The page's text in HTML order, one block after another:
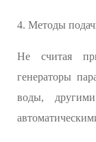
4. Методы
Не считая
генераторы
воды,